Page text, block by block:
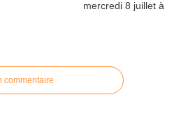
commentaire